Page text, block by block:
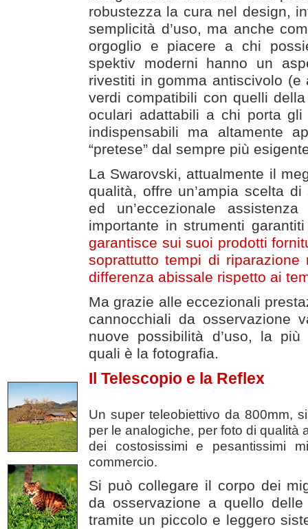
robustezza la cura nel design,
semplicità d’uso, ma anche
orgoglio e piacere a chi
spektiv moderni hanno un
rivestiti in gomma antiscivolo
verdi compatibili con quelli
oculari adattabili a chi porta
indispensabili ma altamente
“pretese” dal sempre più
La Swarovski, attualmente il
qualità, offre un’ampia scelta
ed un’eccezionale
importante in strumenti
garantisce sui suoi prodotti
soprattutto tempi di riparazione
differenza abissale rispetto ai
Ma grazie alle eccezionali
cannocchiali da osservazione
nuove possibilità d’uso, la
quali è la fotografia.
Il Telescopio e la Reflex
Un super teleobiettivo da 800mm,
per le analogiche, per foto di qualità
dei costosissimi e pesantissimi
commercio.
Si può collegare il corpo dei
da osservazione a quello
tramite un piccolo e leggero